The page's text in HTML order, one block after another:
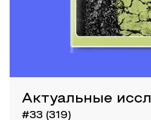
Актуальные
#33 (319)